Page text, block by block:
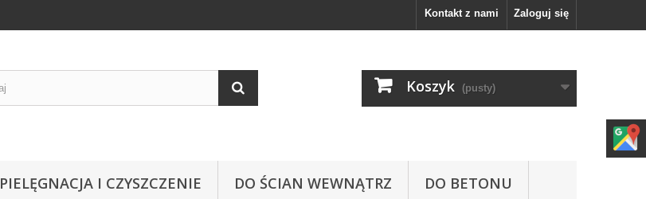
Zaloguj się
Kontakt z nami
Koszyk (pusty)
PIELĘGNACJA I CZYSZCZENIE DO ŚCIAN WEWNĄTRZ DO BETONU